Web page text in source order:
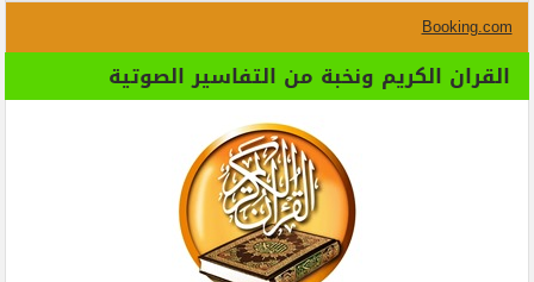
Booking.com
القران الكريم ونخبة من التفاسير الصوتية